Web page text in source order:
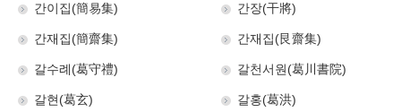
간이집(簡易集) 간장(干將)
간재집(簡齋集) 간재집(艮齋集)
갈수례(葛守禮) 갈천서원(葛川書院)
갈현(葛玄) 갈홍(葛洪)